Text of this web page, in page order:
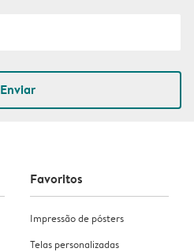
Enviar
Favoritos
Impressão de pósters
Telas personalizadas